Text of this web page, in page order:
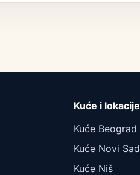
Kuće i lokacije
Kuće Beograd
Kuće Novi Sad
Kuće Niš